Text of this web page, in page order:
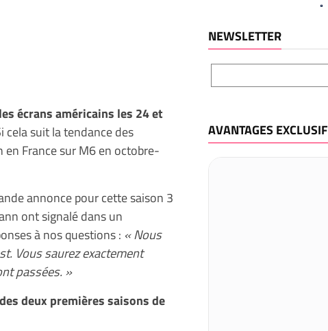
écrans américains les 24 et
cela suit la tendance des
France sur M6 en octobre-
annonce pour cette saison 3
ont signalé dans un
à nos questions : « Nous
Vous saurez exactement
passées. »
deux premières saisons de
NEWSLETTER
AVANTAGES